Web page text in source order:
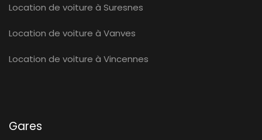
Location de voiture à Suresnes
Location de voiture à Vanves
Location de voiture à Vincennes
Gares